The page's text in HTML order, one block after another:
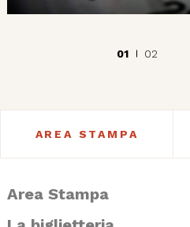
01 02
AREA STAMPA
Area Stampa